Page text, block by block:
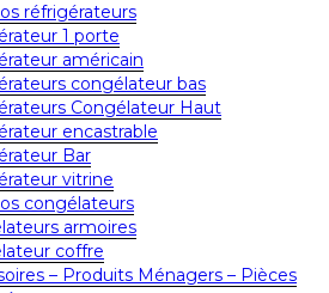
réfrigérateurs
1 porte
américain
congélateur bas
Congélateur Haut
encastrable
Bar
vitrine
congélateurs
armoires
coffre
– Produits Ménagers – Pièces